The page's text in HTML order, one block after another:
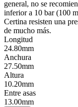
general, no se
inferior a 10 bar (100
Certina resisten una
de mucho más.
Longitud
24.80mm
Anchura
27.50mm
Altura
10.20mm
Entre asas
13.00mm